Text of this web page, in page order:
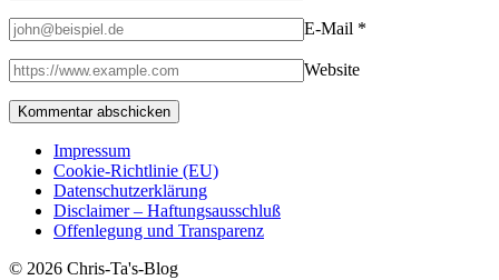
E-Mail *
Website
Impressum
Cookie-Richtlinie (EU)
Datenschutzerklärung
Disclaimer – Haftungsausschluß
Offenlegung und Transparenz
© 2026 Chris-Ta's-Blog